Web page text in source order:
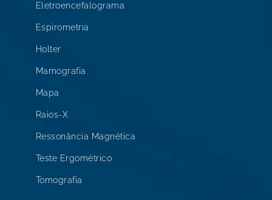
Eletroencefalograma
Espirometria
Holter
Mamografia
Mapa
Raios-X
Ressonância Magnética
Teste Ergométrico
Tomografia